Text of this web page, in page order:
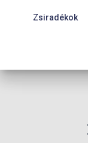
Zsiradékok